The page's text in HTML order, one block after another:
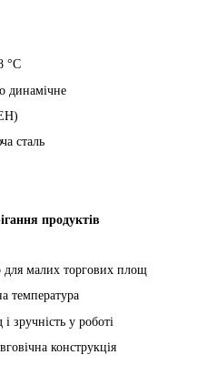
°C
динамічне
сталь
продуктів
малих торгових площ
температура
зручність у роботі
конструкція